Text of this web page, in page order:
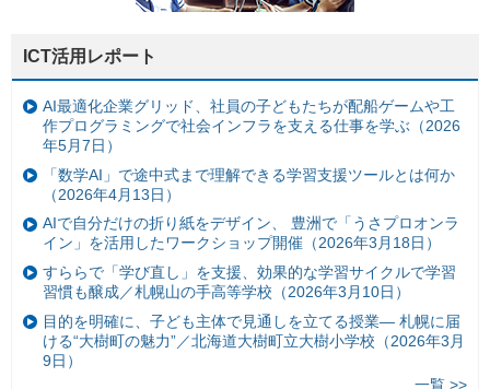
ICT活用レポート
AI最適化企業グリッド、社員の子どもたちが配船ゲームや工
作プログラミングで社会インフラを支える仕事を学ぶ（2026
年5月7日）
「数学AI」で途中式まで理解できる学習支援ツールとは何か
（2026年4月13日）
AIで自分だけの折り紙をデザイン、 豊洲で「うさプロオンラ
イン」を活用したワークショップ開催（2026年3月18日）
すららで「学び直し」を支援、効果的な学習サイクルで学習
習慣も醸成／札幌山の手高等学校（2026年3月10日）
目的を明確に、子ども主体で見通しを立てる授業— 札幌に届
ける“大樹町の魅力”／北海道大樹町立大樹小学校（2026年3月
9日）
一覧 >>